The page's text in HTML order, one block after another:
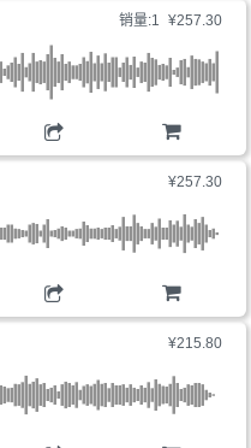
销量:1 ¥257.30
购物车
¥257.30
购物车
¥215.80